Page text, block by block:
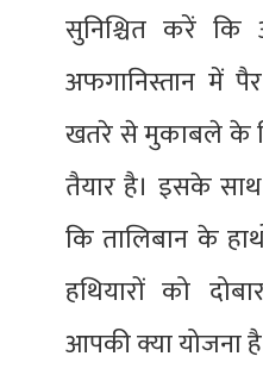
सुनिश्चित करें
अफगानिस्तान में
खतरे से मुकाबले के
तैयार है। इसके
कि तालिबान के
हथियारों को
आपकी क्या योजना